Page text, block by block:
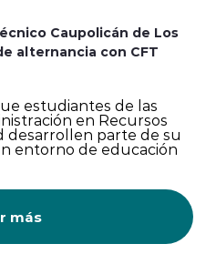
Caupolicán de Los
alternancia con CFT
estudiantes de las
en Recursos
desarrollen parte de su
entorno de educación
más